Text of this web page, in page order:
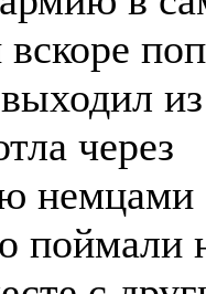
из
через
немцами
поймали